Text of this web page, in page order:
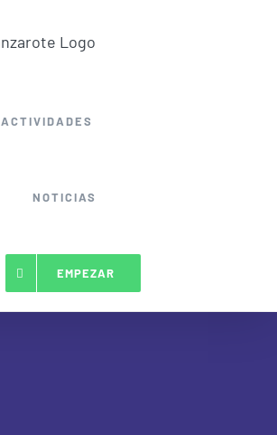
ACTIVIDADES
NOTICIAS
EMPEZAR